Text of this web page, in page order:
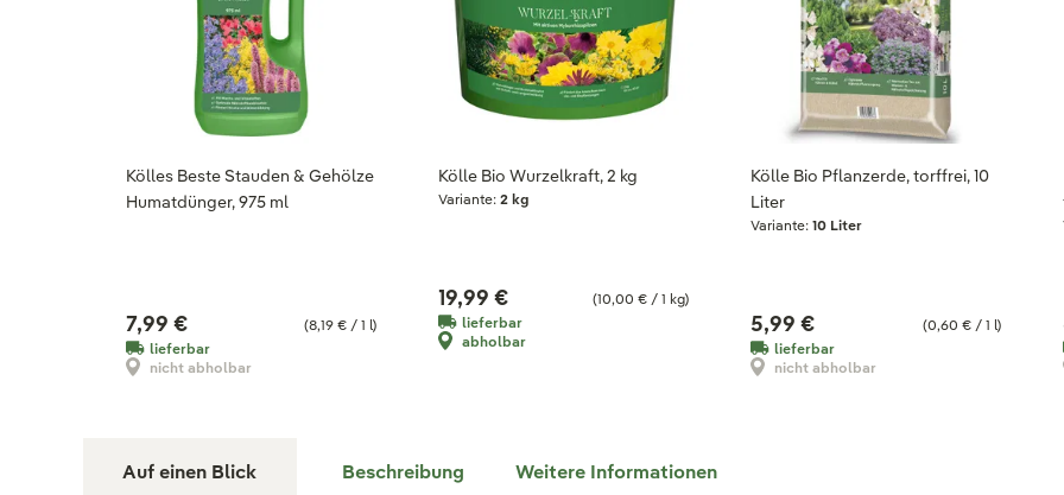
Kölles Beste Stauden & Gehölze
Humatdünger, 975 ml
(8,19 € / 1 l)
7,99 €
lieferbar
nicht abholbar
Kölle Bio Wurzelkraft, 2 kg
Variante:2 kg
(10,00 € / 1 kg)
19,99 €
lieferbar
abholbar
Kölle Bio Pflanzerde, torffrei, 10
Liter
Variante:10 Liter
(0,60 € / 1 l)
5,99 €
lieferbar
nicht abholbar
Auf einen Blick Beschreibung Weitere Informationen